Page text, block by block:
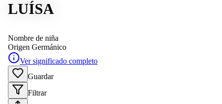
LUÍSA
Nombre de niña
Origen Germánico
Ver significado completo
Guardar
Filtrar